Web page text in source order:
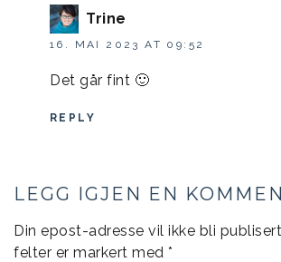
Trine
16. MAI 2023 AT 09:52
Det går fint 🙂
REPLY
LEGG IGJEN EN
Din epost-adresse vil ikke bli
felter er markert med *